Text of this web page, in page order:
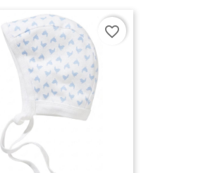
favorite_border